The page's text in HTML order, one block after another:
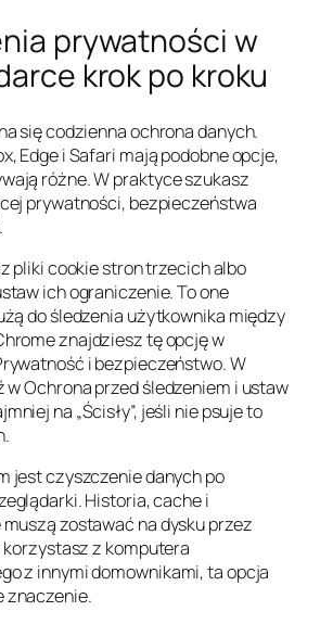
prywatności w
krok po kroku
się codzienna ochrona danych.
Edge i Safari mają podobne opcje,
różne. W praktyce szukasz
prywatności, bezpieczeństwa
pliki cookie stron trzecich albo
ich ograniczenie. To one
do śledzenia użytkownika między
znajdziesz tę opcję w
i bezpieczeństwo. W
wOchrona przed śledzeniem i ustaw
na „Ścisły”, jeśli nie psuje to
jest czyszczenie danych po
Historia, cache i
zostawać na dysku przez
korzystasz z komputera
z innymi domownikami, ta opcja
znaczenie.